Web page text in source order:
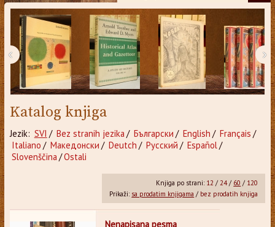
‹ ›
Katalog knjiga
Jezik: SVI / Bez stranih jezika / Български / English / Français /
Italiano / Македонски / Deutch / Русский / Español/
Slovenščina /Ostali
Knjiga po strani: 12 /24/ 60 / 120
Prikaži: sa prodatim knjigama / bez prodatih knjiga
Nenapisana pesma